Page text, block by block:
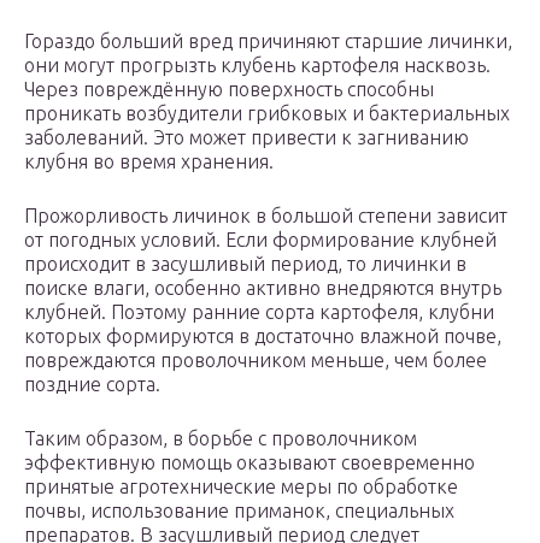
Гораздо больший вред причиняют старшие личинки,
они могут прогрызть клубень картофеля насквозь.
Через повреждённую поверхность способны
проникать возбудители грибковых и бактериальных
заболеваний. Это может привести к загниванию
клубня во время хранения.
Прожорливость личинок в большой степени зависит
от погодных условий. Если формирование клубней
происходит в засушливый период, то личинки в
поиске влаги, особенно активно внедряются внутрь
клубней. Поэтому ранние сорта картофеля, клубни
которых формируются в достаточно влажной почве,
повреждаются проволочником меньше, чем более
поздние сорта.
Таким образом, в борьбе с проволочником
эффективную помощь оказывают своевременно
принятые агротехнические меры по обработке
почвы, использование приманок, специальных
препаратов. В засушливый период следует